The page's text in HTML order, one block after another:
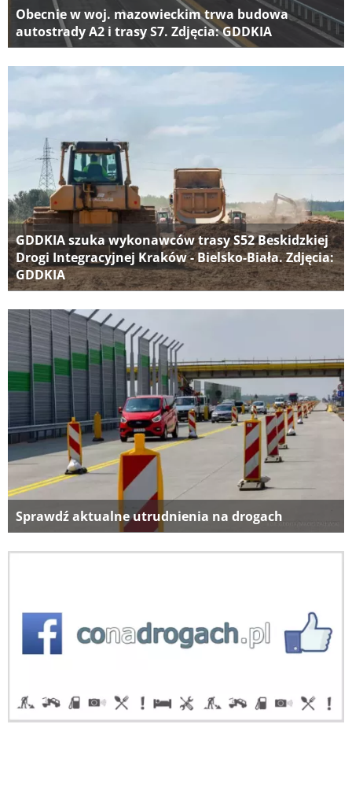
Obecnie w woj. mazowieckim trwa budowa
autostrady A2 i trasy S7. Zdjęcia: GDDKIA
GDDKIA szuka wykonawców trasy S52 Beskidzkiej
Drogi Integracyjnej Kraków - Bielsko-Biała. Zdjęcia:
GDDKIA
Sprawdź aktualne utrudnienia na drogach